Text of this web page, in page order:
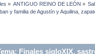
» ANTIGUO REINO DE LEÓN »
y familia de Agustín y Aquilina,
Finales sigloXIX,